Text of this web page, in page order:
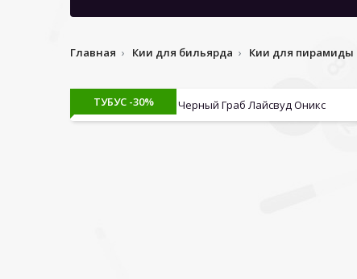
Главная Кии для бильярда Кии для пирамиды
ТУБУС -30%